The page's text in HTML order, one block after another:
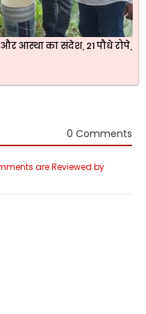
आस्था का संदेश, 21 पौधे रोपे,
0 Comments
are Reviewed by